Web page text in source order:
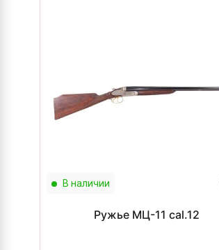
В наличии
Ружье МЦ-11 cal.12